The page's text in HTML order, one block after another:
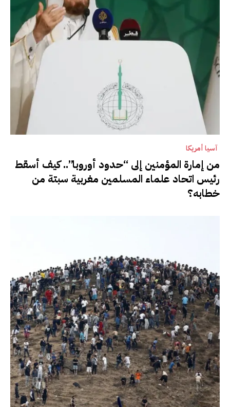
آسيا أمريكا
من إمارة المؤمنين إلى “حدود أوروبا”.. كيف أسقط
رئيس اتحاد علماء المسلمين مغربية سبتة من
خطابه؟